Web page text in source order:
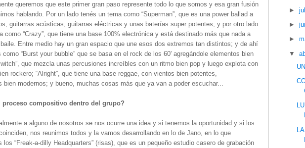
queremos que este primer gran paso represente todo lo que somos y esa gran fusión
hablando. Por un lado tenés un tema como “Superman”, que es una power ballad a
guitarras acústicas, guitarras eléctricas y unas baterías super potentes; y por otro lado
como “Crazy”, que tiene una base 100% electrónica y está destinado más que nada a
Entre medio hay un gran espacio que une esos dos extremos tan distintos; y de ahí
como “Burst your bubble” que se basa en el rock de los 60' agregándole elementos bien
que mezcla unas percusiones increíbles con un ritmo bien pop y luego explota con
rockero; “Alright”, que tiene una base reggae, con vientos bien potentes,
bien modernos; y bueno, muchas cosas más que ya van a poder escuchar...
proceso compositivo dentro del grupo?
a alguno de nosotros se nos ocurre una idea y si tenemos la oportunidad y si los
nos reunimos todos y la vamos desarrollando en lo de Jano, en lo que
los “Freak-a-dilly Headquarters” (risas), que es un pequeño estudio casero de grabación
►
►
►
▼